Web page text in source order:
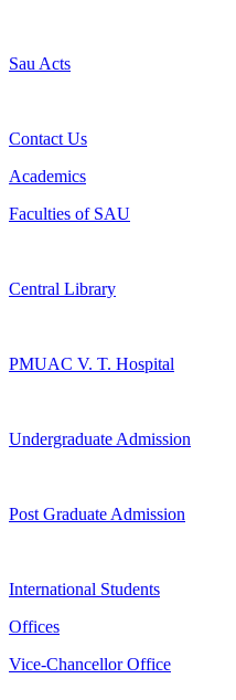
Sau Acts
Contact Us
Academics
Faculties of SAU
Central Library
PMUAC V. T. Hospital
Undergraduate Admission
Post Graduate Admission
International Students
Offices
Vice-Chancellor Office